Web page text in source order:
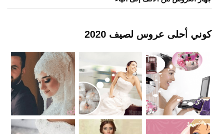
كوني أحلى عروس لصيف 2020